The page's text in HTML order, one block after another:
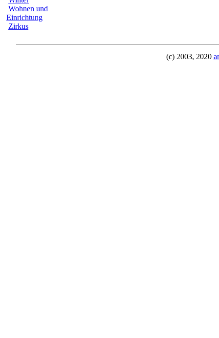
Wohnen und
Einrichtung
Zirkus
(c) 2003, 2020